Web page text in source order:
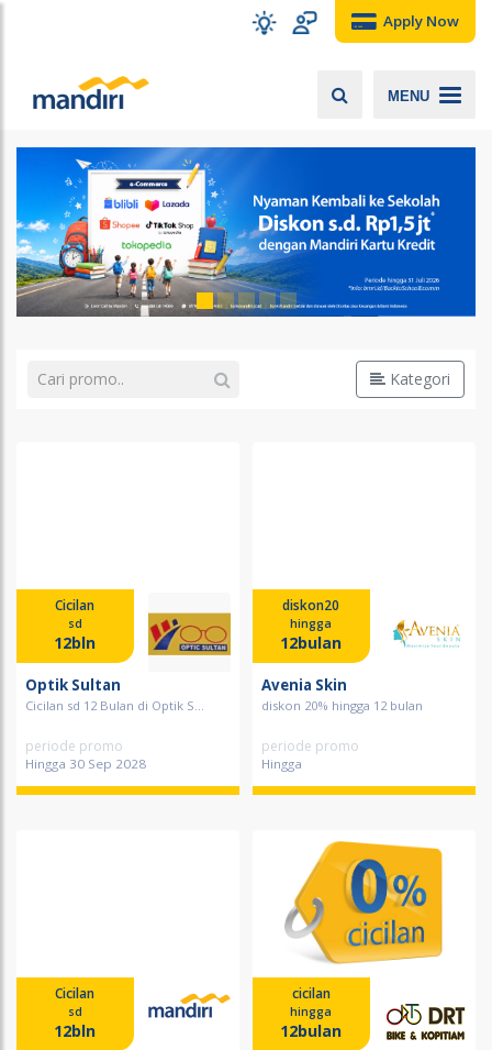
Apply Now
MENU
Kategori
Cicilan
sd
12bln
Optik Sultan
Cicilan sd 12 Bulan di Optik S...
periode promo
Hingga 30 Sep 2028
diskon20
hingga
12bulan
Avenia Skin
diskon 20% hingga 12 bulan
periode promo
Hingga
Cicilan
sd
12bln
cicilan
hingga
12bulan